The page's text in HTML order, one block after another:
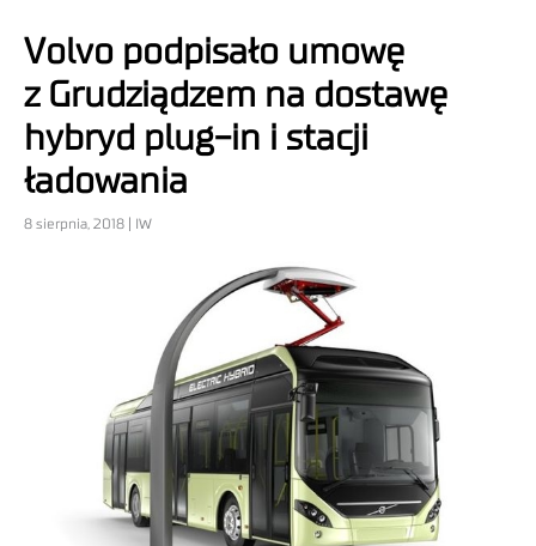
Volvo podpisało umowę
z Grudziądzem na dostawę
hybryd plug-in i stacji
ładowania
8 sierpnia, 2018 | IW